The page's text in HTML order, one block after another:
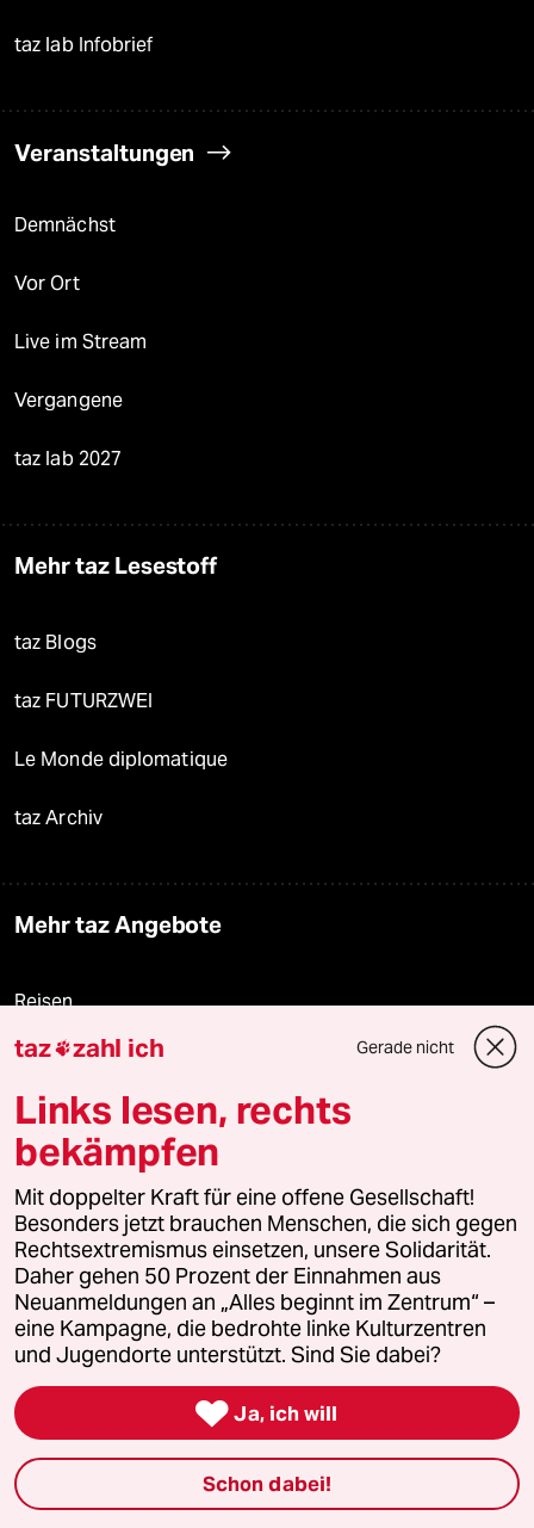
taz lab Infobrief
Veranstaltungen
Demnächst
Vor Ort
Live im Stream
Vergangene
taz lab 2027
Mehr taz Lesestoff
taz Blogs
taz FUTURZWEI
Le Monde diplomatique
taz Archiv
Mehr taz Angebote
Reisen
Kantine
Shop
Fragen & Hilfe
Feedback
Aboservice
ePaper Login
taz zahl ich Gerade nicht
Links lesen, rechts
bekämpfen
Mit doppelter Kraft für eine offene Gesellschaft!
Besonders jetzt brauchen Menschen, die sich gegen
Rechtsextremismus einsetzen, unsere Solidarität.
Daher gehen 50 Prozent der Einnahmen aus
Neuanmeldungen an „Alles beginnt im Zentrum“ –
eine Kampagne, die bedrohte linke Kulturzentren
und Jugendorte unterstützt. Sind Sie dabei?
 Ja, ich will
Schon dabei!